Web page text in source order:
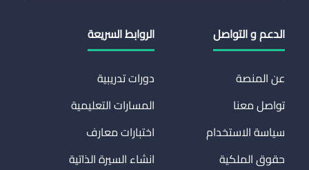
الدعم و التواصل
عن المنصة
تواصل معنا
سياسة الاستخدام
حقوق الملكية
الروابط السريعة
دورات تدريبية
المسارات التعليمية
اختبارات معارف
انشاء السيرة الذاتية